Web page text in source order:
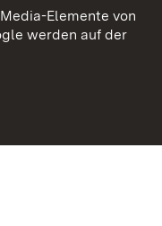
Elemente von
werden auf der